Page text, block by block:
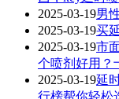
2025-03-19男
2025-03-19买
2025-03-19市
个喷剂好用？
2025-03-19延